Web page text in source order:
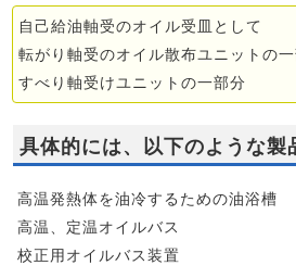
自己給油軸受のオイル受皿として
転がり軸受のオイル散布ユニットの
すべり軸受けユニットの一部分
具体的には、以下のような製
高温発熱体を油冷するための油浴槽
高温、定温オイルバス
校正用オイルバス装置